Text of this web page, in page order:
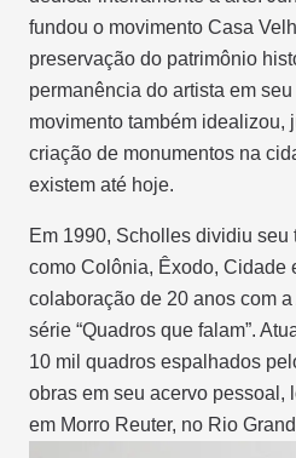
fundou o movimento Casa
preservação do patrimônio
permanência do artista em
movimento também idealizou,
criação de monumentos na
existem até hoje.
Em 1990, Scholles dividiu seu
como Colônia, Êxodo, Cidade
colaboração de 20 anos com
série “Quadros que falam”.
10 mil quadros espalhados
obras em seu acervo pessoal,
em Morro Reuter, no Rio